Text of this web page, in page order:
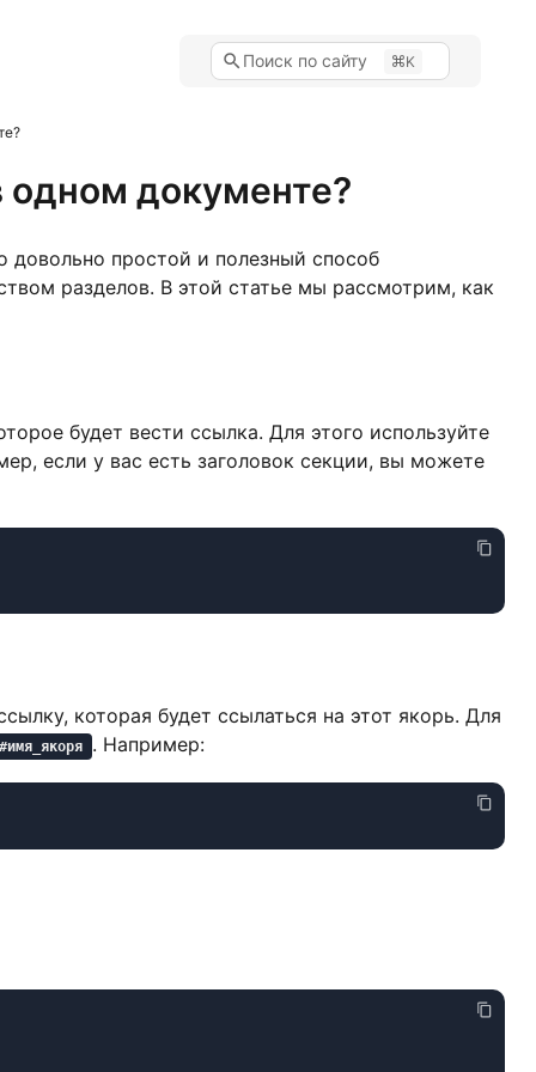
Поиск по сайту K
одном документе?
довольно простой и полезный способ
разделов. В этой статье мы рассмотрим, как
будет вести ссылка. Для этого используйте
если у вас есть заголовок секции, вы можете
которая будет ссылаться на этот якорь. Для
#имя_якоря . Например: